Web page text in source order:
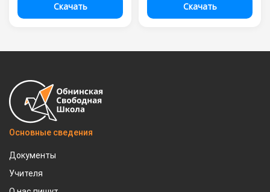
Скачать Скачать
Основные сведения
Документы
Учителя